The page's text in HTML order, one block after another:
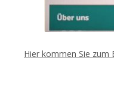
Hier kommen Sie zum